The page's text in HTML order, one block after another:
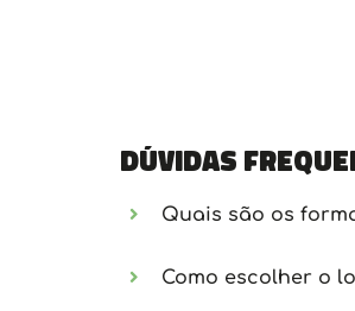
Dúvidas
Quais são os
Como escolher o